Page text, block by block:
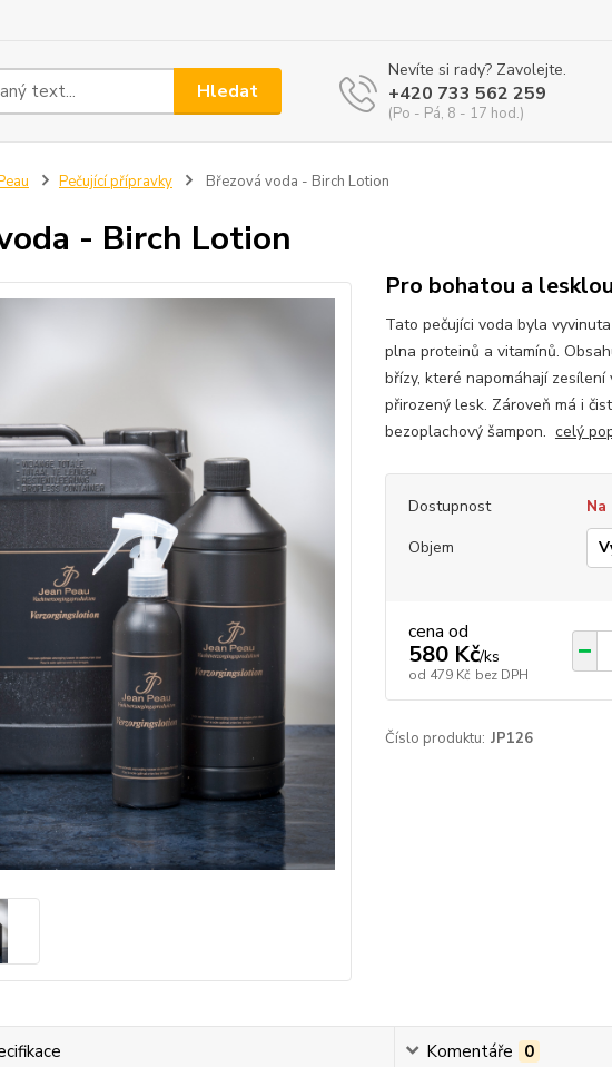
Hledat
Nevíte si rady? Zavolejte.
+420 733 562 259
(Po - Pá, 8 - 17 hod.)
Pečující přípravky Březová voda - Birch Lotion
- Birch Lotion
Pro bohatou a
Tato pečujíci voda byla
plna proteinů a vitamínů.
břízy, které napomáhají
přirozený lesk. Zároveň má i
bezoplachový šampon. celý
Dostupnost
Objem
cena od
580 Kč/ks
od 479 Kč bez DPH
Číslo produktu: JP126
Komentáře 0